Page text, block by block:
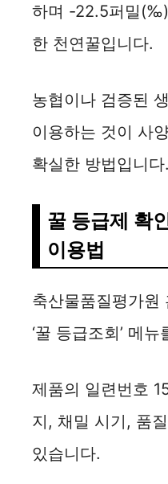
하며 -22.5퍼밀(‰)
한 천연꿀입니다.
농협이나 검증된
이용하는 것이 사
확실한 방법입니다.
꿀 등급제 확
이용법
축산물품질평가원
‘꿀 등급조회’ 메
제품의 일련번호
지, 채밀 시기, 품
있습니다.